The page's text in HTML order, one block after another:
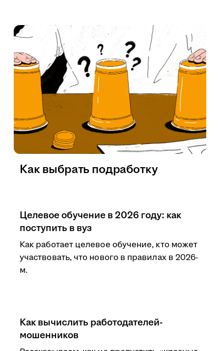
Как выбрать подработку
Целевое обучение в 2026 году: как
поступить в вуз
Как работает целевое обучение, кто может
участвовать, что нового в правилах в 2026-
м.
Как вычислить работодателей-
мошенников